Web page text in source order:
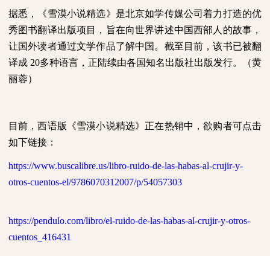
据悉，《雪漠小说精选》是北京如学传媒公司着力打造的优
秀图书翻译出版项目，旨在向世界讲述中国西部人的故事，
让国外读者通过文学作品了解中国。截至目前，该书已被翻
译成 20多种语言，正陆续由各国知名出版社出版发行。（黄
丽蓉）
目前，西语版《雪漠小说精选》正在热销中，欲购者可点击
如下链接：
https://www.buscalibre.us/libro-ruido-de-las-habas-al-crujir-y-
otros-cuentos-el/9786070312007/p/54057303
https://pendulo.com/libro/el-ruido-de-las-habas-al-crujir-y-otros-
cuentos_416431